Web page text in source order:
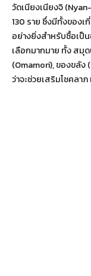
วัดเนียงเนียงจิ
130 ราย ซึ่งมีทั้งของเ
อย่างยิ่งสำหรับซื้อเป็
เลือกมากมาย ทั้ง สมุ
(Omamori), ของขลัง
ว่าจะช่วยเสริมโชคลา